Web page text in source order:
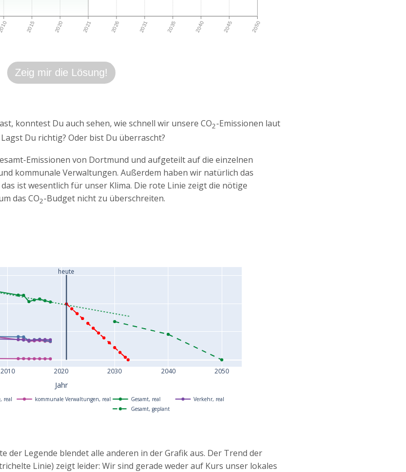
2015 2020 2021 2026 2031 2035 2040 2045 2050
Zeig mir die Lösung!
konntest Du auch sehen, wie schnell wir unsere CO2-Emissionen laut
Du richtig? Oder bist Du überrascht?
Emissionen von Dortmund und aufgeteilt auf die einzelnen
kommunale Verwaltungen. Außerdem haben wir natürlich das
ist wesentlich für unser Klima. Die rote Linie zeigt die nötige
das CO2-Budget nicht zu überschreiten.
heute
2010 2020 2030 2040 2050
real kommunale Verwaltungen, real
Gesamt, real
Gesamt, geplant
Verkehr, real
Jahr
der Legende blendet alle anderen in der Grafik aus. Der Trend der
Linie) zeigt leider: Wir sind gerade weder auf Kurs unser lokales